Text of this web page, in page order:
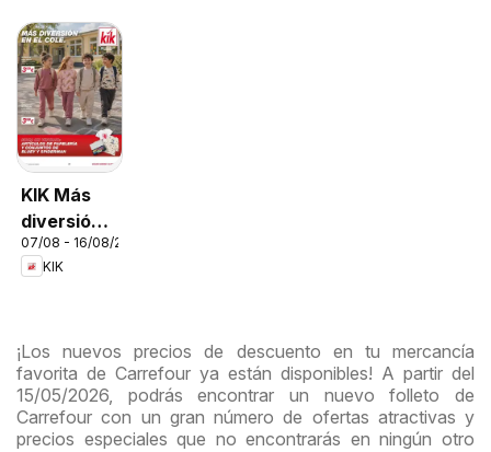
KIK Más
diversión
en el cole
07/08 - 16/08/2026
KIK
¡Los nuevos precios de descuento en tu mercancía
favorita de Carrefour ya están disponibles! A partir del
15/05/2026, podrás encontrar un nuevo folleto de
Carrefour con un gran número de ofertas atractivas y
precios especiales que no encontrarás en ningún otro